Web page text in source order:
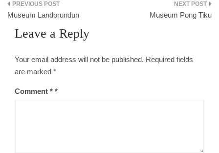
Post
navigation
Museum Landorundun Museum Pong Tiku
Leave a Reply
Your email address will not be published. Required fields
are marked *
Comment *